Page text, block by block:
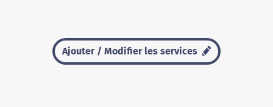
Ajouter / Modifier les services